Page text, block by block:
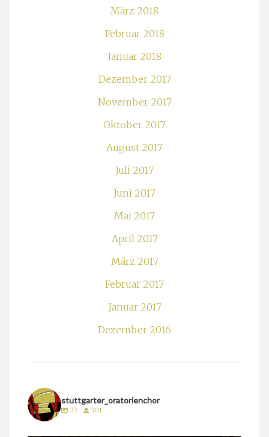
März 2018
Februar 2018
Januar 2018
Dezember 2017
November 2017
Oktober 2017
August 2017
Juli 2017
Juni 2017
Mai 2017
April 2017
März 2017
Februar 2017
Januar 2017
Dezember 2016
stuttgarter_oratorienchor
27 301